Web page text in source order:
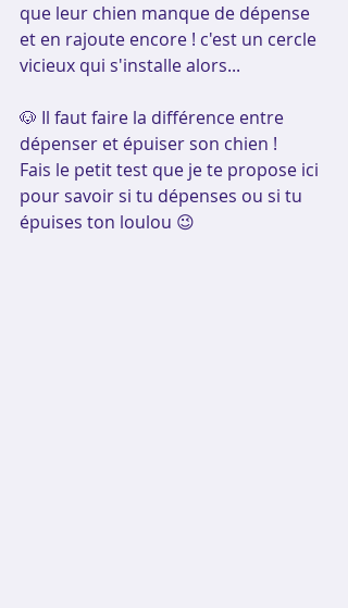
que leur chien manque de dépense
et en rajoute encore ! c'est un cercle
vicieux qui s'installe alors...
🐶 Il faut faire la différence entre
dépenser et épuiser son chien !
Fais le petit test que je te propose ici
pour savoir si tu dépenses ou si tu
épuises ton loulou 😉